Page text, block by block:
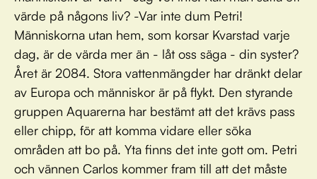
värde på någons liv? -Var inte dum Petri!
Människorna utan hem, som korsar Kvarstad varje
dag, är de värda mer än - låt oss säga - din syster?
Året är 2084. Stora vattenmängder har dränkt delar
av Europa och människor är på flykt. Den styrande
gruppen Aquarerna har bestämt att det krävs pass
eller chipp, för att komma vidare eller söka
områden att bo på. Yta finns det inte gott om. Petri
och vännen Carlos kommer fram till att det måste